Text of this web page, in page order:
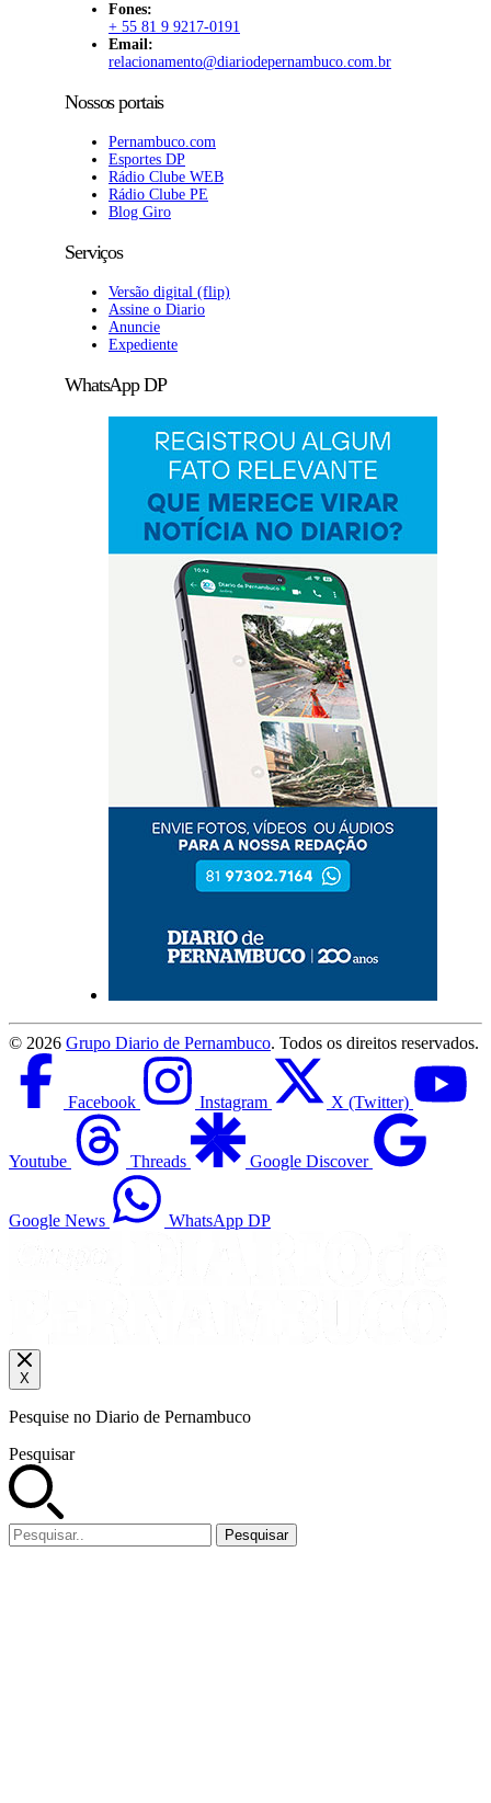
Fones:
+ 55 81 9 9217-0191
Email:
relacionamento@diariodepernambuco.com.br
Nossos portais
Pernambuco.com
Esportes DP
Rádio Clube WEB
Rádio Clube PE
Blog Giro
Serviços
Versão digital (flip)
Assine o Diario
Anuncie
Expediente
WhatsApp DP
© 2026 Grupo Diario de Pernambuco. Todos os direitos reservados.
Facebook Instagram X (Twitter)
Youtube Threads Google Discover
Google News WhatsApp DP
X
Pesquise no Diario de Pernambuco
Pesquisar
Pesquisar